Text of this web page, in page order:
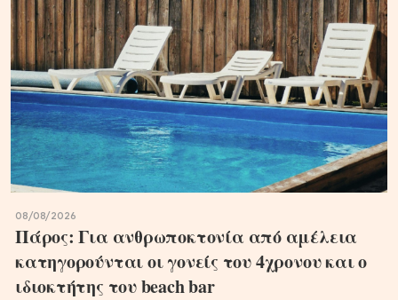
08/08/2026
Πάρος: Για ανθρωποκτονία από αμέλεια
κατηγορούνται οι γονείς του 4χρονου και ο
ιδιοκτήτης του beach bar